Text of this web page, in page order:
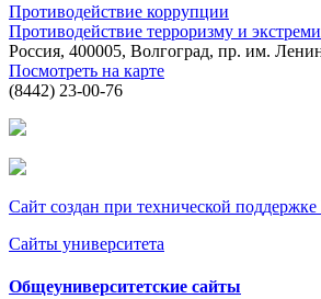
Противодействие коррупции
Противодействие терроризму и
Россия, 400005, Волгоград, пр. им.
Посмотреть на карте
(8442) 23-00-76
Сайт создан при технической
Сайты университета
Общеуниверситетские сайты